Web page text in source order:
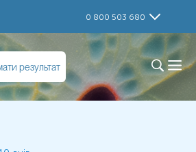
0 800 503 680
результат
у відповідності до зміни